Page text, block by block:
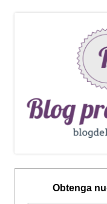
Obtenga